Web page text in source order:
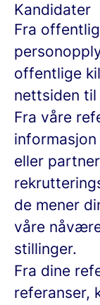
Kandidater
Fra
offentlige
nettsiden
Fra våre
eller
de mener
våre
stillinger.
Fra dine
referanser,